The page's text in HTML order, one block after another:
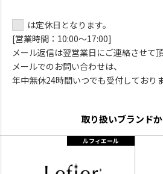
は定休日となります。
[営業時間：10:00～17:00]
メール返信は翌営業日にご連絡させて頂
メールでのお問い合わせは、
年中無休24時間いつでも受付しておりま
取り扱いブランド
ルフィエール